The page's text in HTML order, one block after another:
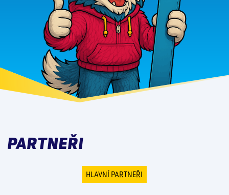
PARTNEŘI
HLAVNÍ PARTNEŘI